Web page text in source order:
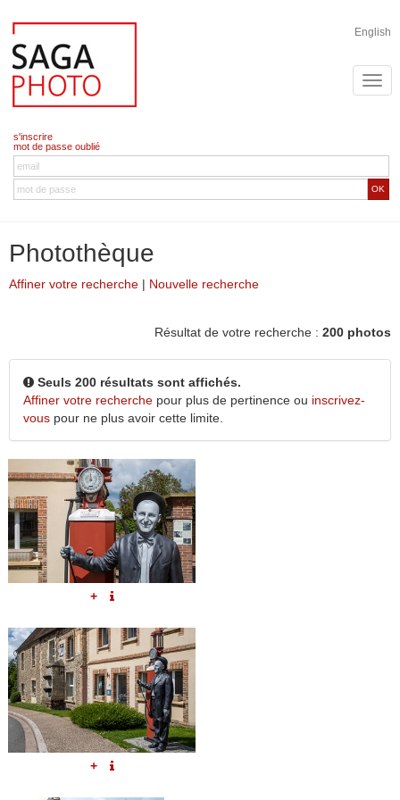
English
s'inscrire
mot de passe oublié
OK
Photothèque
Affiner votre recherche | Nouvelle recherche
Résultat de votre recherche : 200 photos
Seuls 200 résultats sont affichés.
Affiner votre recherche pour plus de pertinence ou inscrivez-
vous pour ne plus avoir cette limite.
+
+